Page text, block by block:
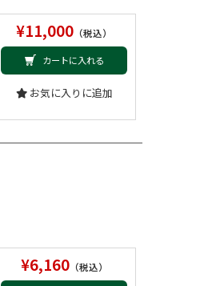
¥11,000 （税込）
カートに入れる
お気に入りに追加
¥6,160（税込）